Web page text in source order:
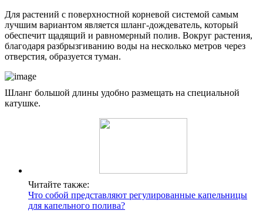
Для растений с поверхностной корневой системой самым
лучшим вариантом является шланг-дождеватель, который
обеспечит щадящий и равномерный полив. Вокруг растения,
благодаря разбрызгиванию воды на несколько метров через
отверстия, образуется туман.
Шланг большой длины удобно размещать на специальной
катушке.
Читайте также:
Что собой представляют регулированные капельницы
для капельного полива?